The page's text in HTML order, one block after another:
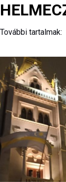
További tartalmak: